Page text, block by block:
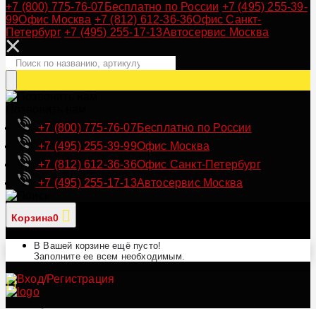
+7 (800) 775-76-07 Бесплатно по России +7 (495) 255-39-
99Офис Москва +7 (812) 612-36-36Офис Санкт-
Петербург +7 (495) 255-17-13Автосервис Москва
+7 (800) 775-76-07Бесплатно по России
+7 (495) 255-39-99Офис Москва
+7 (812) 612-36-36Офис Санкт-Петербург
+7 (495) 255-17-13Автосервис Москва
Корзина0
В Вашей корзине ещё пусто!
Заполните ее всем необходимым.